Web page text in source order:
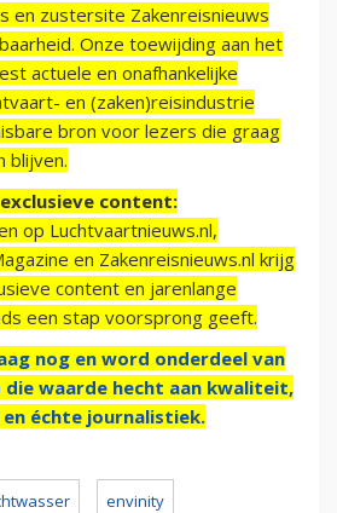
en zustersite Zakenreisnieuws
Onze toewijding aan het
actuele en onafhankelijke
en (zaken)reisindustrie
bron voor lezers die graag
blijven.
content:
op Luchtvaartnieuws.nl,
en Zakenreisnieuws.nl krijg
content en jarenlange
een stap voorsprong geeft.
nog en word onderdeel van
die waarde hecht aan kwaliteit,
échte journalistiek.
envinity